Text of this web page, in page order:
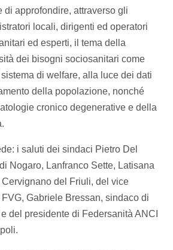
di approfondire, attraverso gli
locali, dirigenti ed operatori
ed esperti, il tema della
dei bisogni sociosanitari come
di welfare, alla luce dei dati
della popolazione, nonché
cronico degenerative e della
i saluti dei sindaci Pietro Del
Nogaro, Lanfranco Sette, Latisana
del Friuli, del vice
Gabriele Bressan, sindaco di
del presidente di Federsanità ANCI